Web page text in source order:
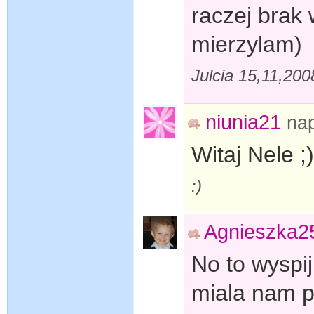
raczej brak
mierzylam)
Julcia
niunia21
Witaj Nele
:)
No to
miala nam